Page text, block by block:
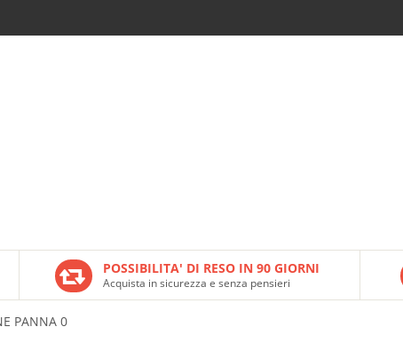
POSSIBILITA' DI RESO IN 90 GIORNI
Acquista in sicurezza e senza pensieri
PANNA 0